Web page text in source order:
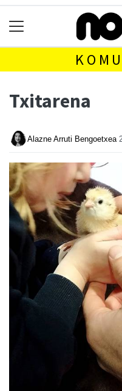
Txitarena
Alazne Arruti Bengoetxea